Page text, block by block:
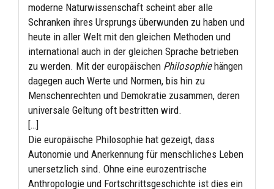
moderne Naturwissenschaft scheint aber alle
Schranken ihres Ursprungs überwunden zu haben und
heute in aller Welt mit den gleichen Methoden und
international auch in der gleichen Sprache betrieben
zu werden. Mit der europäischen Philosophiehängen
dagegen auch Werte und Normen, bis hin zu
Menschenrechten und Demokratie zusammen, deren
universale Geltung oft bestritten wird.
[…]
Die europäische Philosophie hat gezeigt, dass
Autonomie und Anerkennung für menschliches Leben
unersetzlich sind. Ohne eine eurozentrische
Anthropologie und Fortschrittsgeschichte ist dies ein